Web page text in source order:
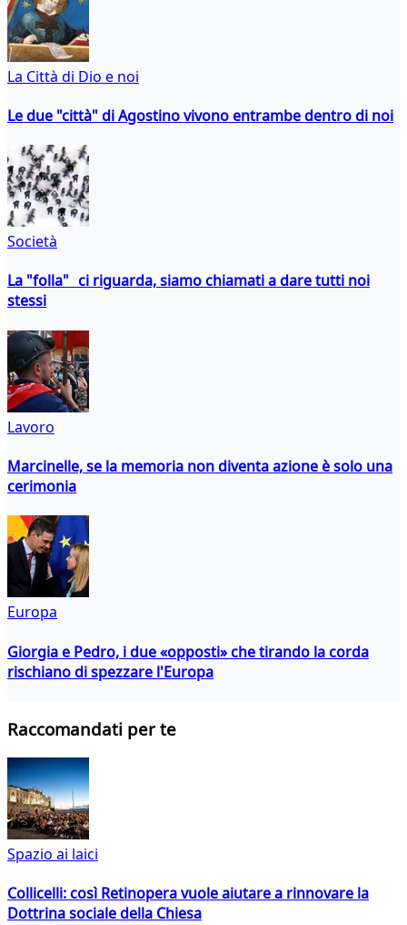
La Città di Dio e noi
Le due "città" di Agostino vivono entrambe dentro di noi
Società
La "folla" ci riguarda, siamo chiamati a dare tutti noi
stessi
Lavoro
Marcinelle, se la memoria non diventa azione è solo una
cerimonia
Europa
Giorgia e Pedro, i due «opposti» che tirando la corda
rischiano di spezzare l'Europa
Raccomandati per te
Spazio ai laici
Collicelli: così Retinopera vuole aiutare a rinnovare la
Dottrina sociale della Chiesa